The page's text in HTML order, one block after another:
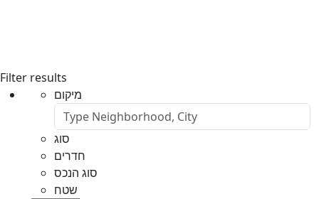
Filter results
מיקום
סוג
חדרים
סוג הנכס
שטח